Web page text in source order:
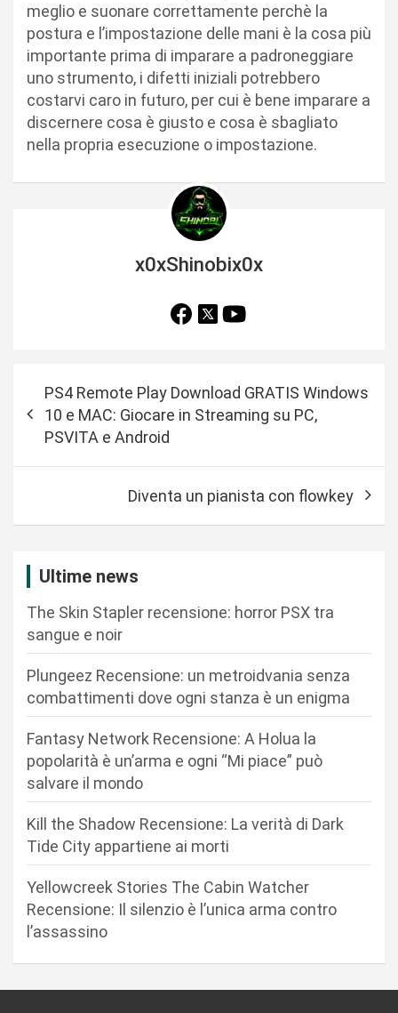
meglio e suonare correttamente perchè la
postura e l’impostazione delle mani è la cosa più
importante prima di imparare a padroneggiare
uno strumento, i difetti iniziali potrebbero
costarvi caro in futuro, per cui è bene imparare a
discernere cosa è giusto e cosa è sbagliato
nella propria esecuzione o impostazione.
x0xShinobix0x
i
a
PS4 Remote Play Download GRATIS Windows
10 e MAC: Giocare in Streaming su PC,
PSVITA e Android
Diventa un pianista con flowkey
Ultime news
The Skin Stapler recensione: horror PSX tra
sangue e noir
Plungeez Recensione: un metroidvania senza
combattimenti dove ogni stanza è un enigma
Fantasy Network Recensione: A Holua la
popolarità è un’arma e ogni “Mi piace” può
salvare il mondo
Kill the Shadow Recensione: La verità di Dark
Tide City appartiene ai morti
Yellowcreek Stories The Cabin Watcher
Recensione: Il silenzio è l’unica arma contro
l’assassino